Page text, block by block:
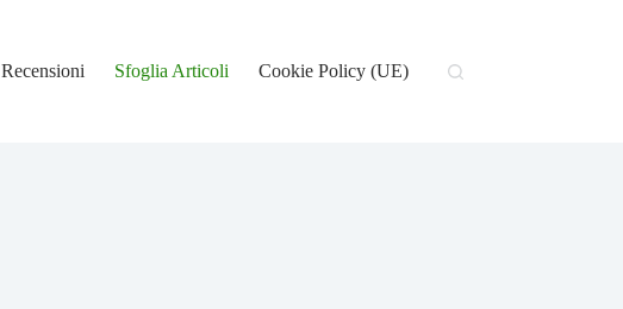
Recensioni Sfoglia Articoli Cookie Policy (UE)